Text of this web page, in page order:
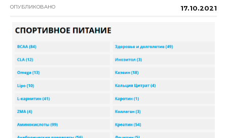
ОПУБЛИКОВАНО 17.10.2021